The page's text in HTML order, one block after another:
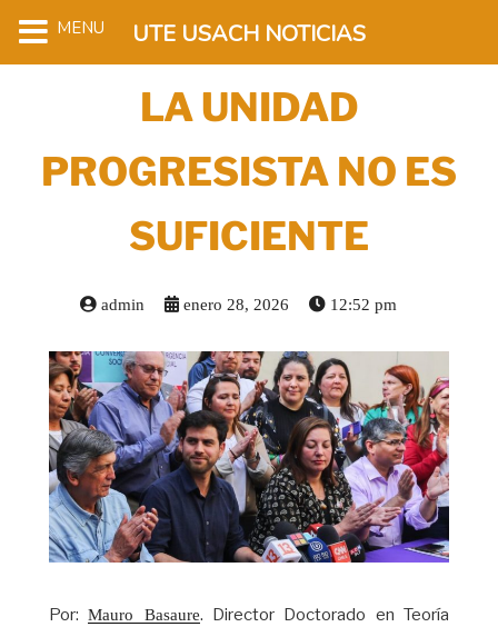
LA UNIDAD
PROGRESISTA NO ES
SUFICIENTE
admin enero 28, 2026 12:52 pm
Por:Mauro Basaure. Director Doctorado en Teoría
MENU UTE USACH NOTICIAS